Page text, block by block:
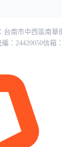
台南市中西區南華
編：24420050信箱：